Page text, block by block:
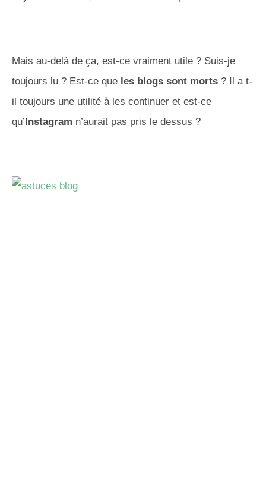
Mais au-delà de ça, est-ce vraiment utile ? Suis-je
toujours lu ? Est-ce que les blogs sont morts ? Il a t-
il toujours une utilité à les continuer et est-ce
qu’Instagram n’aurait pas pris le dessus ?